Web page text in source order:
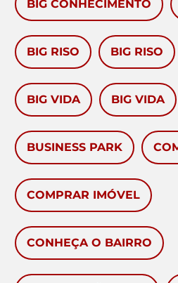
BIG CONHECIMENTO
BIG RISO BIG RISO
BIG VIDA BIG VIDA
BUSINESS PARK
COMPRAR IMÓVEL
CONHEÇA O BAIRRO